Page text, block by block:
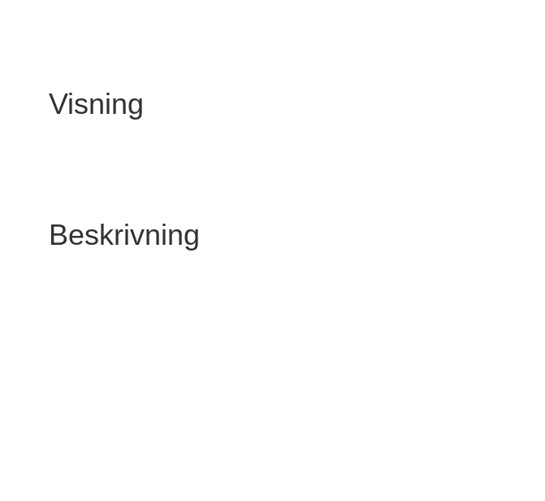
Visning
Beskrivning